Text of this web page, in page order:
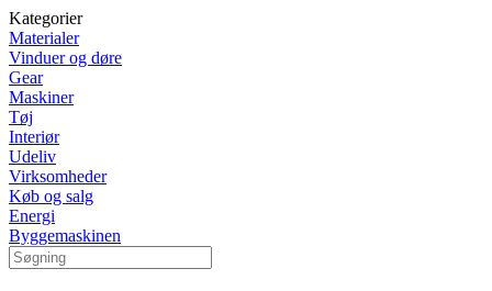
Kategorier
Materialer
Vinduer og døre
Gear
Maskiner
Tøj
Interiør
Udeliv
Virksomheder
Køb og salg
Energi
Byggemaskinen